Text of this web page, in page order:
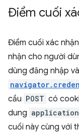
Điểm cuối
Điểm cuối xác
nhận cho người
dùng đăng nhập
cầu POST có
dung
cuối này cùng với